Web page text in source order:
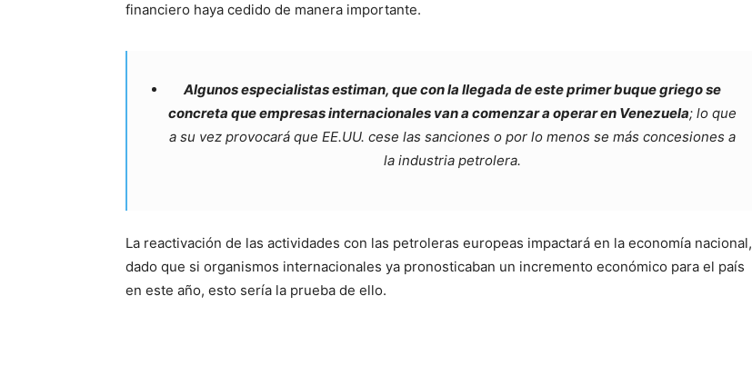
financiero haya cedido de manera importante.
Algunos especialistas estiman, que con la llegada de este primer buque griego se
concreta que empresas internacionales van a comenzar a operar en Venezuela; lo que
a su vez provocará que EE.UU. cese las sanciones o por lo menos se más concesiones a
la industria petrolera.
La reactivación de las actividades con las petroleras europeas impactará en la economía nacional,
dado que si organismos internacionales ya pronosticaban un incremento económico para el país
en este año, esto sería la prueba de ello.